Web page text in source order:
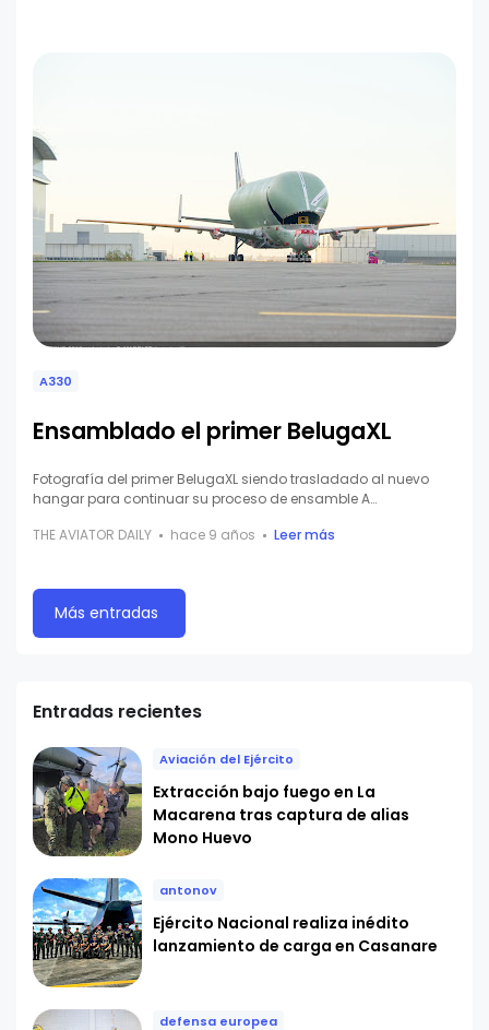
A330
Ensamblado el primer BelugaXL
Fotografía del primer BelugaXL siendo trasladado al nuevo
hangar para continuar su proceso de ensamble A…
THE AVIATOR DAILY
hace 9 años Leer más
Más entradas
Entradas recientes
Aviación del Ejército
Extracción bajo fuego en La
Macarena tras captura de alias
Mono Huevo
antonov
Ejército Nacional realiza inédito
lanzamiento de carga en Casanare
defensa europea